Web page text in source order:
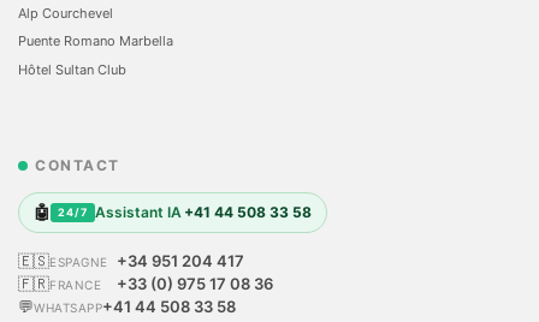
Alp Courchevel
Puente Romano Marbella
Hôtel Sultan Club
CONTACT
🤖 24/7 Assistant IA +41 44 508 33 58
🇪🇸ESPAGNE
+34 951 204 417
🇫🇷FRANCE
+33 (0) 975 17 08 36
💬WHATSAPP+41 44 508 33 58